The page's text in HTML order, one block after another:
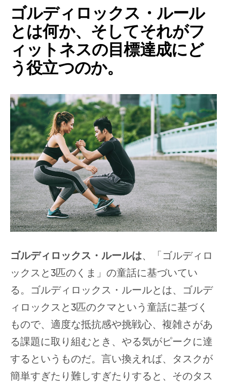
ゴルディロックス・ルール
とは何か、そしてそれがフ
ィットネスの目標達成にど
う役立つのか。
ゴルディロックス・ルールは、「ゴルディロ
ックスと3匹のくま」の童話に基づいてい
る。ゴルディロックス・ルールとは、ゴルデ
ィロックスと3匹のクマという童話に基づく
もので、適度な抵抗感や挑戦心、複雑さがあ
る課題に取り組むとき、やる気がピークに達
するというものだ。言い換えれば、タスクが
簡単すぎたり難しすぎたりすると、そのタス